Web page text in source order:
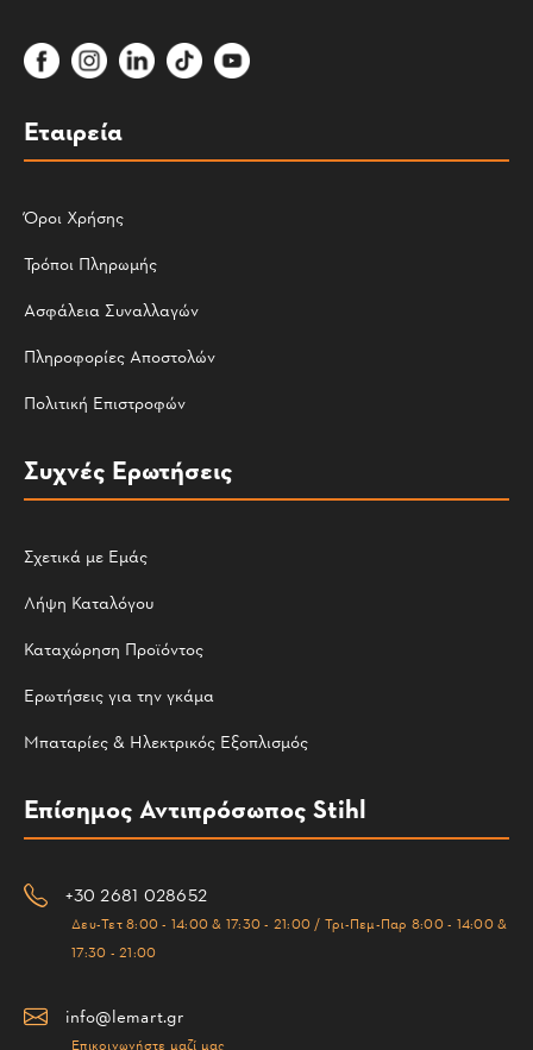
Εταιρεία
Όροι Χρήσης
Τρόποι Πληρωμής
Ασφάλεια Συναλλαγών
Πληροφορίες Αποστολών
Πολιτική Επιστροφών
Συχνές Ερωτήσεις
Σχετικά με Εμάς
Λήψη Καταλόγου
Καταχώρηση Προϊόντος
Ερωτήσεις για την γκάμα
Μπαταρίες & Ηλεκτρικός Εξοπλισμός
Επίσημος Αντιπρόσωπος Stihl
+30 2681 028652
Δευ-Τετ 8:00 - 14:00 & 17:30 - 21:00 / Τρι-Πεμ-Παρ 8:00 - 14:00 &
17:30 - 21:00
info@lemart.gr
Επικοινωνήστε μαζί μας